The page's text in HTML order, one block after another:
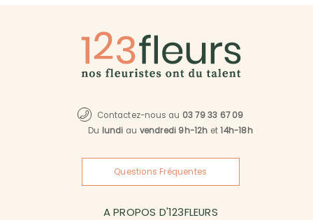
Contactez-nous au 03 79 33 67 09
Du lundi au vendredi 9h-12h et14h-18h
Questions Fréquentes
A PROPOS D'123FLEURS